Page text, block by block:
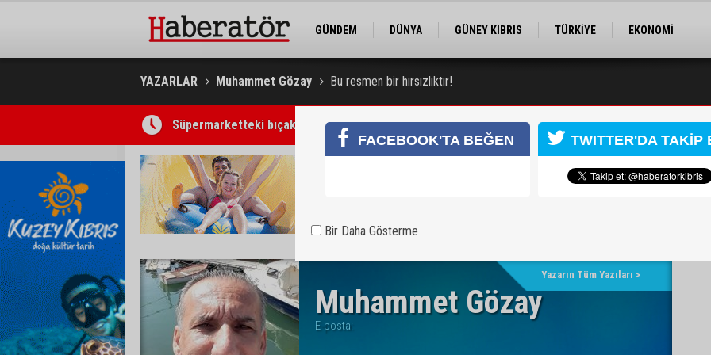
GÜNDEM DÜNYA GÜNEY KIBRIS TÜRKİYE
EKONOMİ
YAZARLAR Muhammet Gözay Bu resmen bir hırsızlıktır!
Süpermarketteki bıçaklı saldırının zanlısı 7 gün daha tutuklu kalacak
Muhammet Gözay
E-posta:
Yazarın Tüm Yazıları >
FACEBOOK'TA BEĞEN TWITTER'DA TAKİP
Bir Daha Gösterme